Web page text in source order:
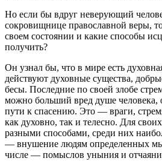
Но если бы вдруг неверующий
сокровищнице православной веры,
своем состоянии и какие способы
получить?
Он узнал бы, что в мире есть
действуют духовные существа,
бесы. Последние по своей злобе
можно больший вред душе человека,
пути к спасению. Это — враги,
как духовно, так и телесно. Для
разными способами, среди них
— внушение людям определенных
числе — помыслов уныния и